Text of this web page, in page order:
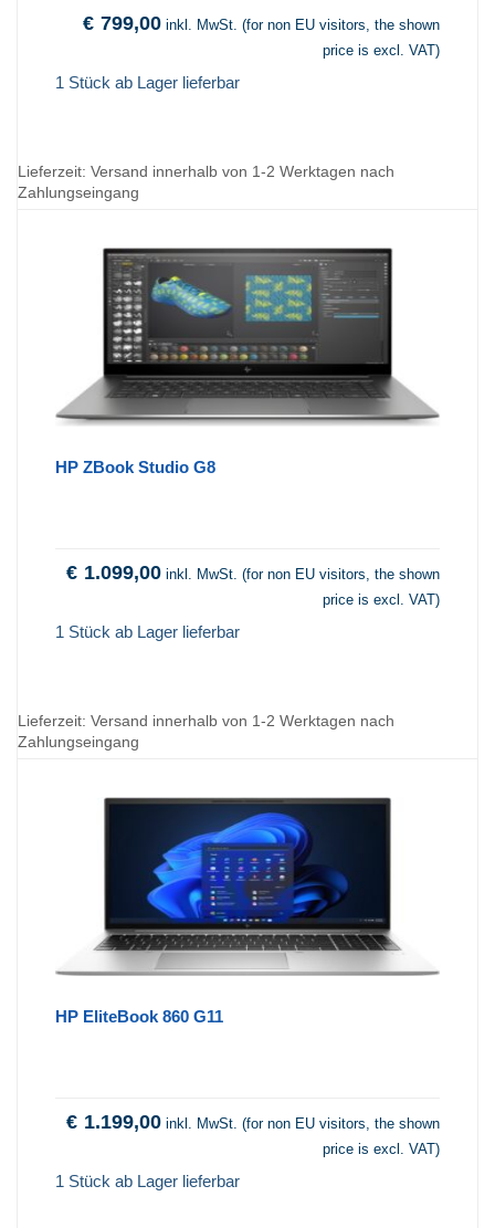
€ 799,00 inkl. MwSt. (for non EU visitors, the shown
price is excl. VAT)
1 Stück ab Lager lieferbar
Lieferzeit: Versand innerhalb von 1-2 Werktagen nach
Zahlungseingang
HP ZBook Studio G8
€ 1.099,00 inkl. MwSt. (for non EU visitors, the shown
price is excl. VAT)
1 Stück ab Lager lieferbar
Lieferzeit: Versand innerhalb von 1-2 Werktagen nach
Zahlungseingang
HP EliteBook 860 G11
€ 1.199,00 inkl. MwSt. (for non EU visitors, the shown
price is excl. VAT)
1 Stück ab Lager lieferbar